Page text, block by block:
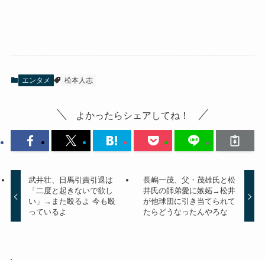
エンタメ 松本人志
よかったらシェアしてね！
武井壮、日馬引責引退は
「二度と起きないで欲し
い」→また殴るよ 今も殴
っているよ
長嶋一茂、父・茂雄氏と松
井氏の師弟愛に嫉妬→松井
が他球団に引き当てられて
たらどうなったんやろな